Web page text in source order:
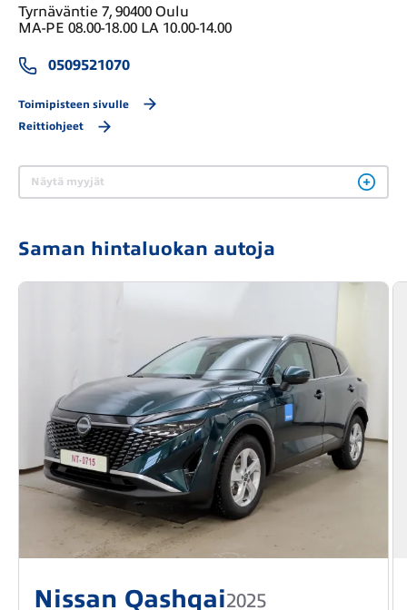
Tyrnäväntie 7, 90400 Oulu
MA-PE 08.00-18.00 LA 10.00-14.00
0509521070
Toimipisteen sivulle
Reittiohjeet
Näytä myyjät
Saman hintaluokan autoja
Nissan Qashqai2025